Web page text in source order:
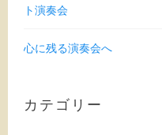
ト演奏会
心に残る演奏会へ
カテゴリー